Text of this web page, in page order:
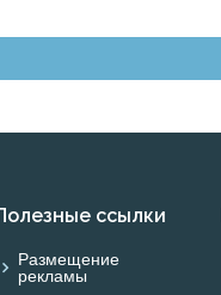
ссылки
Размещение
рекламы